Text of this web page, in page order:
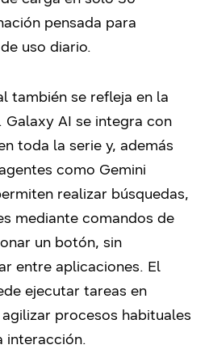
pensada para
uso diario.
también se refleja en la
AI se integra con
toda la serie y, además
como Gemini
realizar búsquedas,
mediante comandos de
un botón, sin
entre aplicaciones. El
ejecutar tareas en
procesos habituales
interacción.